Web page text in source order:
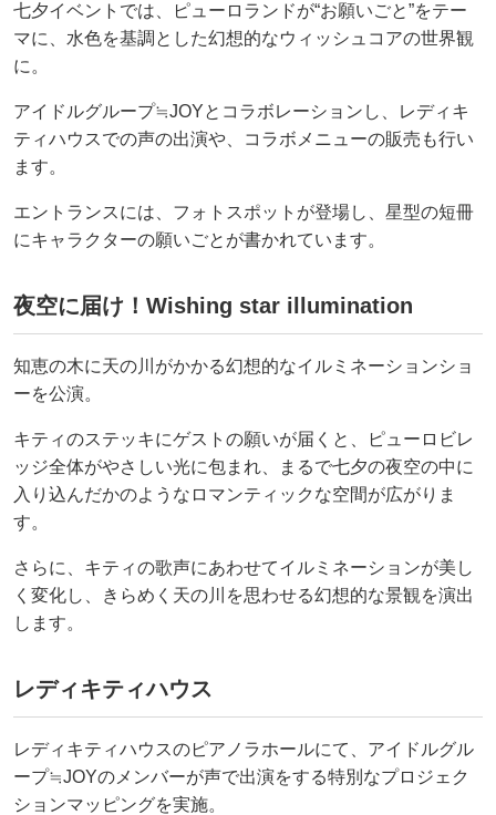
七夕イベントでは、ピューロランドが“お願いごと”をテー
マに、水色を基調とした幻想的なウィッシュコアの世界観
に。
アイドルグループ≒JOYとコラボレーションし、レディキ
ティハウスでの声の出演や、コラボメニューの販売も行い
ます。
エントランスには、フォトスポットが登場し、星型の短冊
にキャラクターの願いごとが書かれています。
夜空に届け！Wishing star illumination
知恵の木に天の川がかかる幻想的なイルミネーションショ
ーを公演。
キティのステッキにゲストの願いが届くと、ピューロビレ
ッジ全体がやさしい光に包まれ、まるで七夕の夜空の中に
入り込んだかのようなロマンティックな空間が広がりま
す。
さらに、キティの歌声にあわせてイルミネーションが美し
く変化し、きらめく天の川を思わせる幻想的な景観を演出
します。
レディキティハウス
レディキティハウスのピアノラホールにて、アイドルグル
ープ≒JOYのメンバーが声で出演をする特別なプロジェク
ションマッピングを実施。